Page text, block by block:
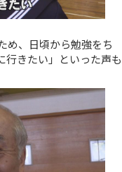
め、日頃から勉強をち
行きたい」といった声も